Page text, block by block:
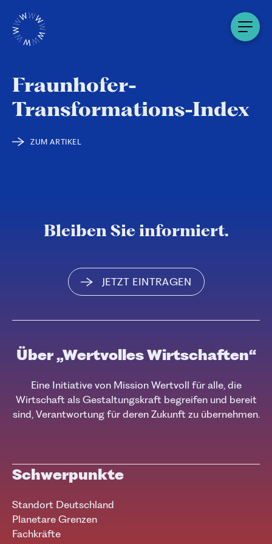
Fraunhofer-
Transformations-Index
ZUM ARTIKEL
Bleiben Sie informiert.
JETZT EINTRAGEN
Über „Wertvolles Wirtschaften“
Eine Initiative von Mission Wertvoll für alle, die
Wirtschaft als Gestaltungskraft begreifen und bereit
sind, Verantwortung für deren Zukunft zu übernehmen.
Schwerpunkte
Standort Deutschland
Planetare Grenzen
Fachkräfte